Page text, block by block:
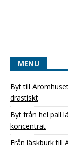
MENU
Byt till
drastiskt
Byt från hel pall
koncentrat
Från läskburk till